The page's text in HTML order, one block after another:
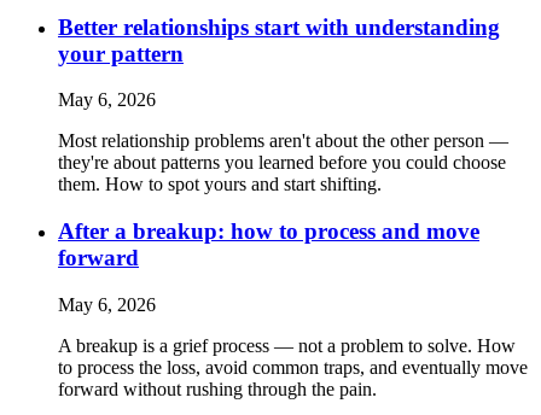
Better relationships start with understanding
your pattern
May 6, 2026
Most relationship problems aren't about the other person —
they're about patterns you learned before you could choose
them. How to spot yours and start shifting.
After a breakup: how to process and move
forward
May 6, 2026
A breakup is a grief process — not a problem to solve. How
to process the loss, avoid common traps, and eventually move
forward without rushing through the pain.